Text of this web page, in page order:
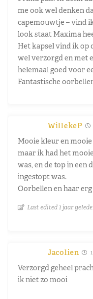
me ook wel denken
capemouwtje – vind
look staat Maxima
Het kapsel vind ik op
wel verzorgd en met
helemaal goed voor
Fantastische
WillekeP
Mooie kleur en
maar ik had het
was, en de top in
ingestopt was.
Oorbellen en haar
Last edited 1 jaar
Jacolien
Verzorgd geheel
ik niet zo mooi